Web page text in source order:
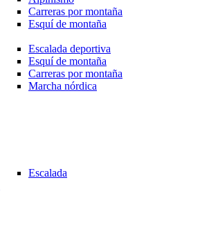
Carreras por montaña
Esquí de montaña
Escalada deportiva
Esquí de montaña
Carreras por montaña
Marcha nórdica
Escalada